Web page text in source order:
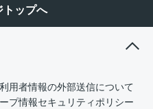
トップへ
利用者情報の外部送信について
プ情報セキュリティポリシー